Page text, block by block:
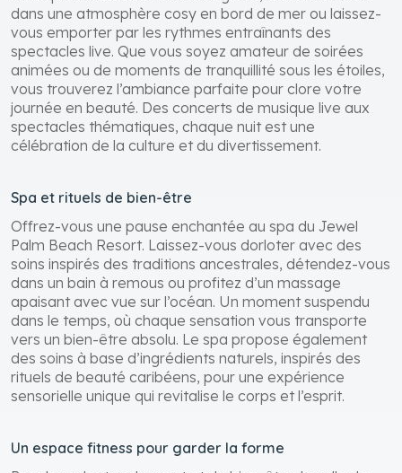
Chaque soirée au Jewel Palm Beach Resort est une
expérience à part entière. Profitez d’un cocktail
exotique dans l’un des bars élégants, détendez-vous
dans une atmosphère cosy en bord de mer ou laissez-
vous emporter par les rythmes entraînants des
spectacles live. Que vous soyez amateur de soirées
animées ou de moments de tranquillité sous les étoiles,
vous trouverez l’ambiance parfaite pour clore votre
célébration de la culture et du divertissement.
Spa et rituels de bien-être
Offrez-vous une pause enchantée au spa du Jewel
Palm Beach Resort. Laissez-vous dorloter avec des
soins inspirés des traditions ancestrales, détendez-vous
dans un bain à remous ou profitez d’un massage
apaisant avec vue sur l’océan. Un moment suspendu
dans le temps, où chaque sensation vous transporte
vers un bien-être absolu. Le spa propose également
sensorielle unique qui revitalise le corps et l’esprit.